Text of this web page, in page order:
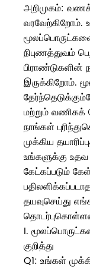
அறிமுகம்:
வரவேற்கிறோம்.
நிபுணத்துவம்
பிராண்டுகளின்
இருக்கிறோம்.
மற்றும்
நாங்கள்
முக்கிய
உங்களுக்கு
கேட்கப்படும்
தயவுசெய்து
I.
குறித்து
Q1: உங்கள்